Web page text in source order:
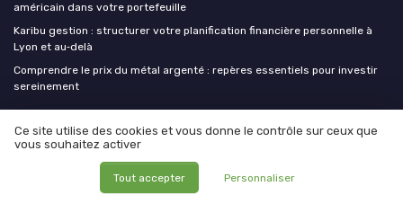
américain dans votre portefeuille
Karibu gestion : structurer votre planification financière personnelle à
Lyon et au‑delà
Comprendre le prix du métal argenté : repères essentiels pour investir
sereinement
Finance Insiders
Ce site utilise des cookies et vous donne le contrôle sur ceux que
vous souhaitez activer
Tout accepter Personnaliser